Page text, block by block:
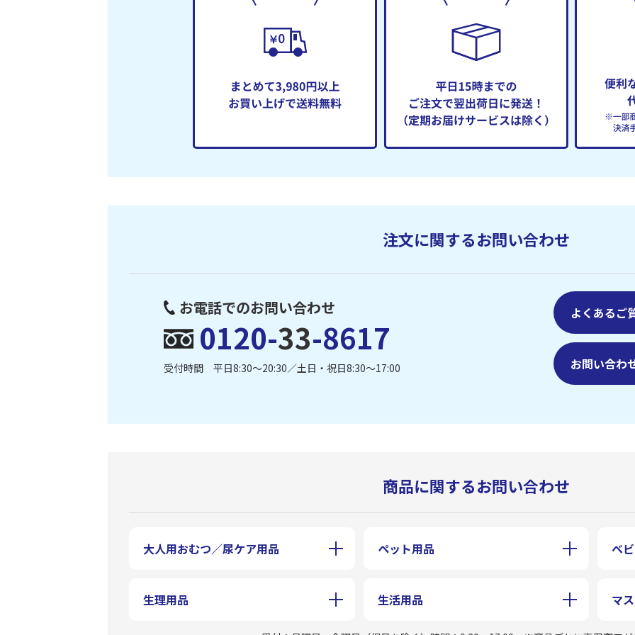
注文に関するお問い合わせ
お電話でのお問い合わせ
0120-33-8617
受付時間 平日8:30〜20:30／土日・祝日8:30〜17:00
よくあるご
お問い合わ
商品に関するお問い合わせ
大人用おむつ／尿ケア用品 ペット用品 ベ
生理用品 生活用品 マ